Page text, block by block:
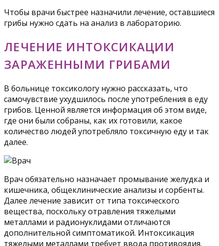
Чтобы врачи быстрее назначили лечение, оставшиеся
грибы нужно сдать на анализ в лабораторию.
ЛЕЧЕНИЕ ИНТОКСИКАЦИИ
ЗАРАЖЕННЫМИ ГРИБАМИ
В больнице токсикологу нужно рассказать, что
самочувствие ухудшилось после употребления в еду
грибов. Ценной является информация об этом виде,
где они были собраны, как их готовили, какое
количество людей употребляло токсичную еду и так
далее.
Врач обязательно назначает промывание желудка и
кишечника, общеклинические анализы и сорбенты.
Далее лечение зависит от типа токсического
вещества, поскольку отравления тяжелыми
металлами и радионуклидами отличаются
дополнительной симптоматикой. Интоксикация
тяжелыми металлами требует ввода противоядия.